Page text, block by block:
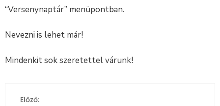
“Versenynaptár” menüpontban.
Nevezni is lehet már!
Mindenkit sok szeretettel várunk!
Előző: